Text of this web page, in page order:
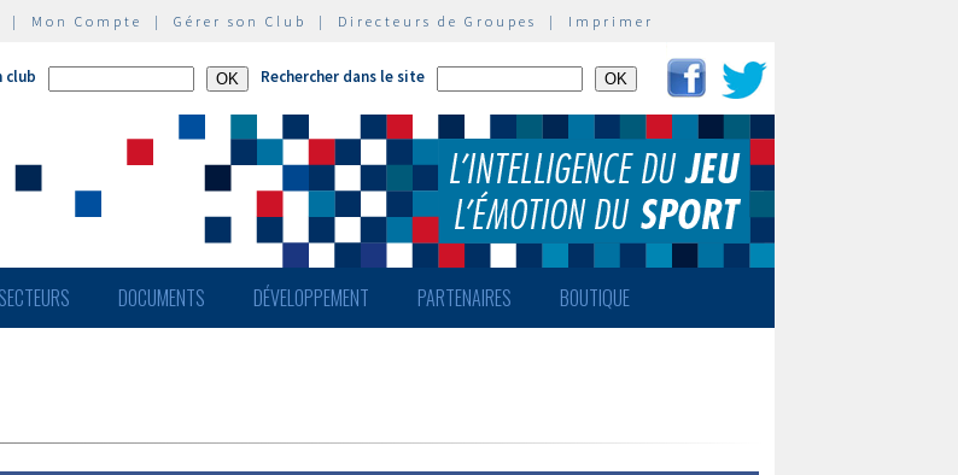
| Mon Compte | Gérer son Club | Directeurs de Groupes | Imprimer
club Rechercher dans le site
SECTEURS DOCUMENTS DÉVELOPPEMENT PARTENAIRES BOUTIQUE